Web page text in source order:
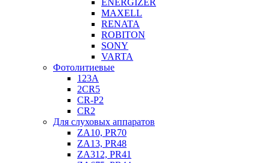
ENERGIZER
MAXELL
RENATA
ROBITON
SONY
VARTA
Фотолитиевые
123A
2CR5
CR-P2
CR2
Для слуховых аппаратов
ZA10, PR70
ZA13, PR48
ZA312, PR41